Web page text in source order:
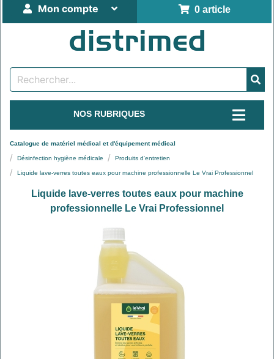
0 article
Mon compte
NOS RUBRIQUES
Catalogue de matériel médical et d'équipement médical
Désinfection hygiène médicale Produits d'entretien
Liquide lave-verres toutes eaux pour machine professionnelle Le Vrai Professionnel
Liquide lave-verres toutes eaux pour machine
professionnelle Le Vrai Professionnel